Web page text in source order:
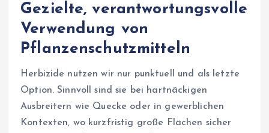
Gezielte, verantwortungsvolle
Verwendung von
Pflanzenschutzmitteln
Herbizide nutzen wir nur punktuell und als letzte
Option. Sinnvoll sind sie bei hartnäckigen
Ausbreitern wie Quecke oder in gewerblichen
Kontexten, wo kurzfristig große Flächen sicher